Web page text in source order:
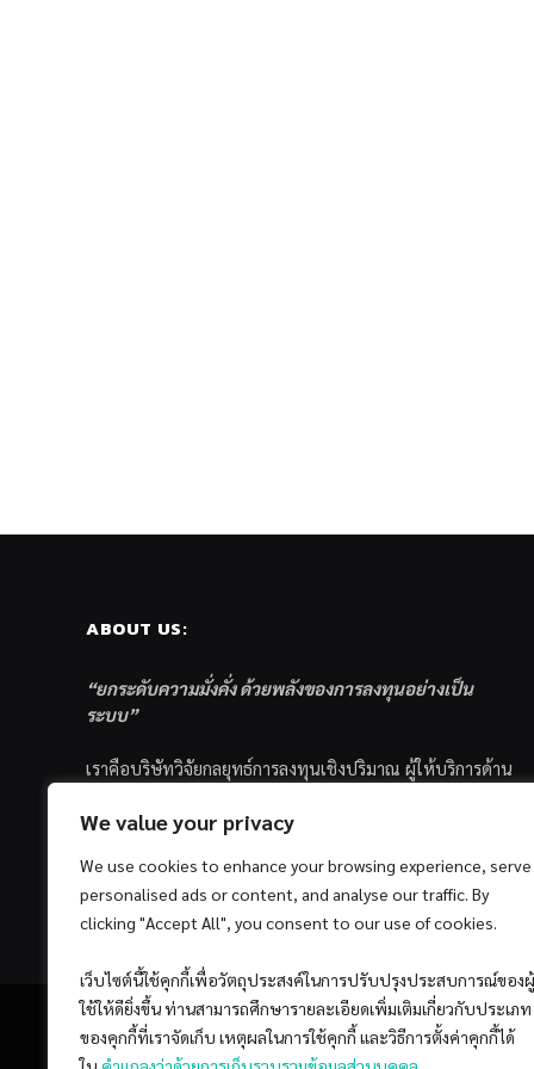
We value your privacy
We use cookies to enhance your browsing experience, serve
personalised ads or content, and analyse our traffic. By
clicking "Accept All", you consent to our use of cookies.
เว็บไซต์นี้ใช้คุกกี้เพื่อวัตถุประสงค์ในการปรับปรุงประสบการณ์ของผู้
ใช้ให้ดียิ่งขึ้น ท่านสามารถศึกษารายละเอียดเพิ่มเติมเกี่ยวกับประเภท
ของคุกกี้ที่เราจัดเก็บ เหตุผลในการใช้คุกกี้ และวิธีการตั้งค่าคุกกี้ได้
ABOUT US:
“ยกระดับความมั่งคั่ง ด้วยพลังของการลงทุนอย่างเป็น
ระบบ”
เราคือบริษัทวิจัยกลยุทธ์การลงทุนเชิงปริมาณ ผู้ให้บริการด้าน
ส่วนบุคคล ซึ่งมีเป้าหมายที่จะช่วยเหลือให้นักลงทุนไทย
ด้วยแนวคิดและกระบวนการลงทุนอย่างเป็นระบบแบบ
Quantitative & Systematic Investing